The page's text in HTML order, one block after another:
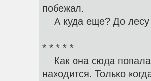
побежал.
А куда еще? До лесу
* * * * *
Как она сюда
находится. Только